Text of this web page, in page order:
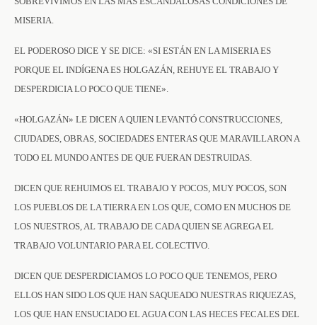
MISERIA.
EL PODEROSO DICE Y SE DICE: «SI ESTÁN EN LA MISERIA ES
PORQUE EL INDÍGENA ES HOLGAZÁN, REHUYE EL TRABAJO Y
DESPERDICIA LO POCO QUE TIENE».
«HOLGAZÁN» LE DICEN A QUIEN LEVANTÓ CONSTRUCCIONES,
CIUDADES, OBRAS, SOCIEDADES ENTERAS QUE MARAVILLARON A
TODO EL MUNDO ANTES DE QUE FUERAN DESTRUIDAS.
DICEN QUE REHUIMOS EL TRABAJO Y POCOS, MUY POCOS, SON
LOS PUEBLOS DE LA TIERRA EN LOS QUE, COMO EN MUCHOS DE
LOS NUESTROS, AL TRABAJO DE CADA QUIEN SE AGREGA EL
TRABAJO VOLUNTARIO PARA EL COLECTIVO.
DICEN QUE DESPERDICIAMOS LO POCO QUE TENEMOS, PERO
ELLOS HAN SIDO LOS QUE HAN SAQUEADO NUESTRAS RIQUEZAS,
LOS QUE HAN ENSUCIADO EL AGUA CON LAS HECES FECALES DEL